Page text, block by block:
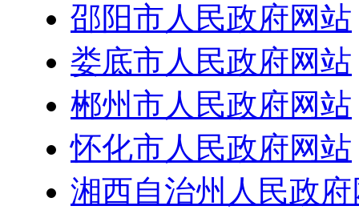
邵阳市人民政府网站
娄底市人民政府网站
郴州市人民政府网站
怀化市人民政府网站
湘西自治州人民政